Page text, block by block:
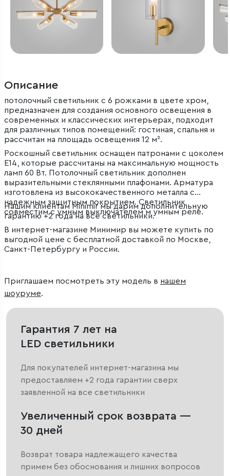
Описание
потолочный светильник с 6 рожками в цвете хром,
предназначен для создания основного освещения в
современных и классических интерьерах, подходит
для различных типов помещений: гостиная, спальня и
рассчитан на площадь освещения 12 м².
Роскошный светильник оснащен патронами с цоколем
Е14, которые рассчитаны на максимальную мощность
ламп 60 Вт. Потолочный светильник дополнен
выразительными стеклянными плафонами. Арматура
изготовлена из высококачественного металла с
надежным защитным покрытием. Светильник
совместим с умным выключателем м умным реле.
Нашим клиентам Minimir мы дарим дополнительную
гарантию +2 года на все светильники.
В интернет-магазине Минимир вы можете купить по
выгодной цене с бесплатной доставкой по Москве,
Санкт-Петербургу и России.
Приглашаем посмотреть эту модель в нашем
шоуруме.
Гарантия 7 лет на
LED светильники
Для покупателей интернет-магазина мы
предоставляем +2 года гарантии сверх
заявленной на все светильники
Увеличенный срок возврата —
30 дней
Возврат товара надлежащего качества
примем без обоснования и лишних вопросов